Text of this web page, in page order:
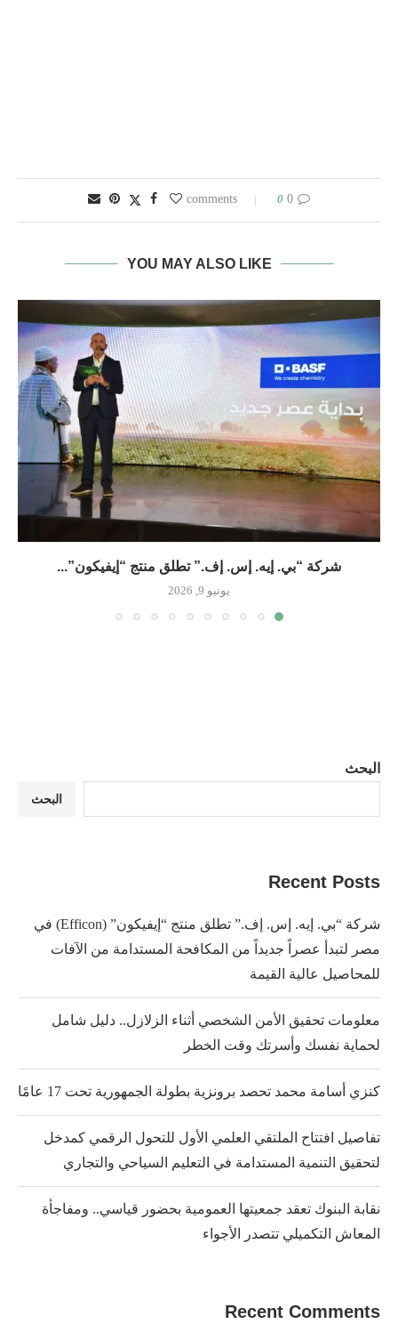
0 comments
0
YOU MAY ALSO LIKE
شركة “بي. إيه. إس. إف.” تطلق منتج “إيفيكون”...
يونيو 9, 2026
البحث
البحث
Recent Posts
شركة “بي. إيه. إس. إف.” تطلق منتج “إيفيكون” (Efficon) في
مصر لتبدأ عصراً جديداً من المكافحة المستدامة من الآفات
للمحاصيل عالية القيمة
معلومات تحقيق الأمن الشخصي أثناء الزلازل.. دليل شامل
لحماية نفسك وأسرتك وقت الخطر
كنزي أسامة محمد تحصد برونزية بطولة الجمهورية تحت 17 عامًا
تفاصيل افتتاح الملتقي العلمي الأول للتحول الرقمي كمدخل
لتحقيق التنمية المستدامة في التعليم السياحي والتجاري
نقابة البنوك تعقد جمعيتها العمومية بحضور قياسي.. ومفاجأة
المعاش التكميلي تتصدر الأجواء
Recent Comments